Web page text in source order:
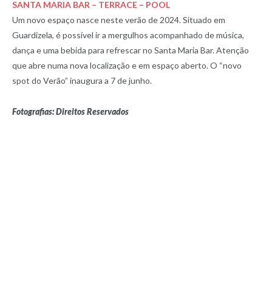
SANTA MARIA BAR – TERRACE – POOL
Um novo espaço nasce neste verão de 2024. Situado em
Guardizela, é possível ir a mergulhos acompanhado de música,
dança e uma bebida para refrescar no Santa Maria Bar. Atenção
que abre numa nova localização e em espaço aberto. O “novo
spot do Verão” inaugura a 7 de junho.
Fotografias: Direitos Reservados